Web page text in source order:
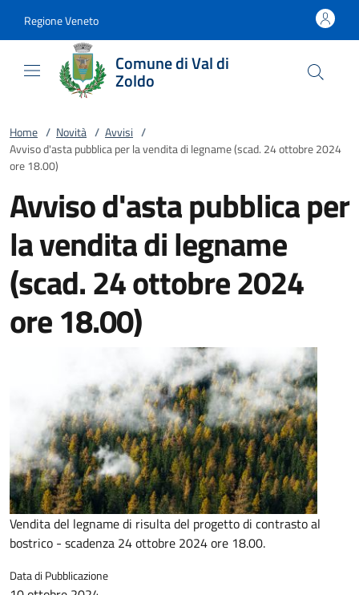
Regione Veneto
Comune di Val di
Zoldo
Home / Novità / Avvisi /
Avviso d'asta pubblica per la vendita di legname (scad. 24 ottobre 2024
ore 18.00)
Avviso d'asta pubblica per
la vendita di legname
(scad. 24 ottobre 2024
ore 18.00)
Vendita del legname di risulta del progetto di contrasto al
bostrico - scadenza 24 ottobre 2024 ore 18.00.
Data di Pubblicazione